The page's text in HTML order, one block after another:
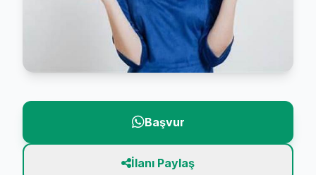
Başvur
İlanı Paylaş